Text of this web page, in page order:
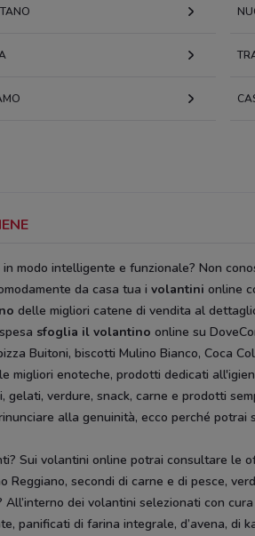
modo intelligente e funzionale? Non
da casa tua i volantini online
delle migliori catene di vendita al
sfoglia il volantino online su
Buitoni, biscotti Mulino Bianco, Coca
migliori enoteche, prodotti dedicati
gelati, verdure, snack, carne e prodotti
alla genuinità, ecco perché
Sui volantini online potrai consultare le
secondi di carne e di pesce,
All’interno dei volantini selezionati con
panificati di farina integrale, d’avena, di